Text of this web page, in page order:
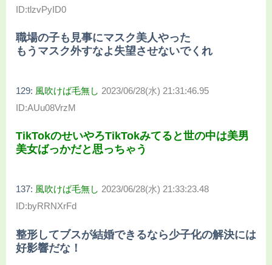
ID:tlzvPyID0
職場の子も見事にマスク美人やった
もうマスク外すなよ失望させないでくれ
129: 風吹けば毛無し 2023/06/28(水) 21:31:46.95
ID:AUu08VrzM
TikTokのせいやろTikTokみてると世の中は美男
美女ばっかだと思っちゃう
137: 風吹けば毛無し 2023/06/28(水) 21:33:23.48
ID:byRRNXrFd
整形してブスが結婚できるなら少子化の解決には
好影響だな！